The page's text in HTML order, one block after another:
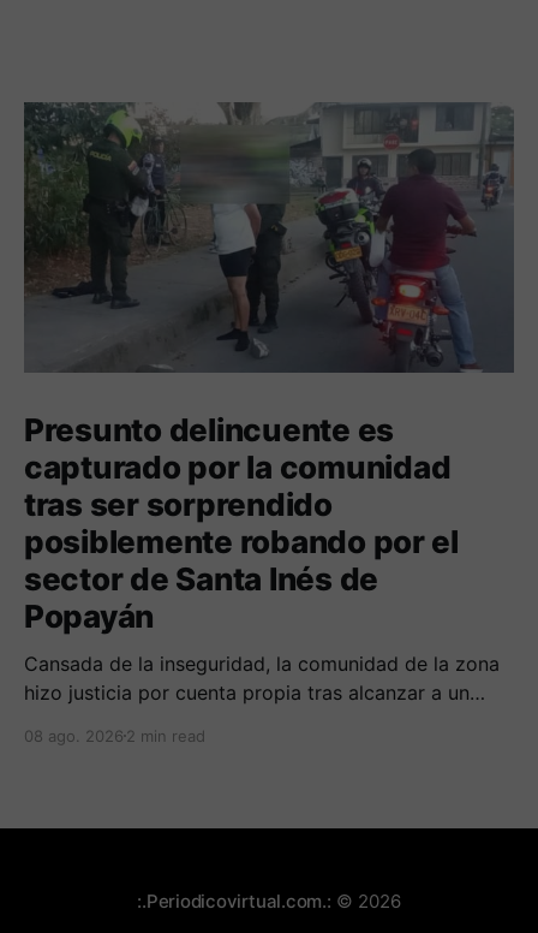
Presunto delincuente es
capturado por la comunidad
tras ser sorprendido
posiblemente robando por el
sector de Santa Inés de
Popayán
Cansada de la inseguridad, la comunidad de la zona
hizo justicia por cuenta propia tras alcanzar a un
comuna cuatro. La gente pedía que lo incineraran,
08 ago. 2026 2 min read
:.Periodicovirtual.com.: © 2026